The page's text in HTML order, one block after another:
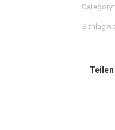
Category: